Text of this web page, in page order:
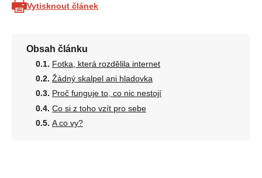
Vytisknout článek
Obsah článku
Fotka, která rozdělila internet
Žádný skalpel ani hladovka
Proč funguje to, co nic nestojí
Co si z toho vzít pro sebe
A co vy?